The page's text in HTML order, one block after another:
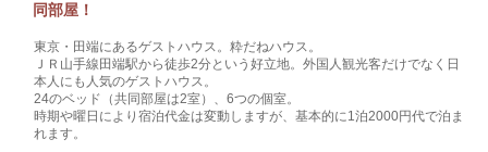
同部屋！
東京・田端にあるゲストハウス。粋だねハウス。
ＪＲ山手線田端駅から徒歩2分という好立地。外国人観光客だけでなく日
本人にも人気のゲストハウス。
24のベッド（共同部屋は2室）、6つの個室。
時期や曜日により宿泊代金は変動しますが、基本的に1泊2000円代で泊ま
れます。